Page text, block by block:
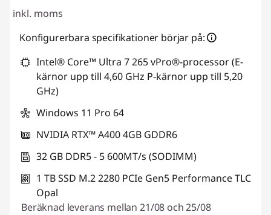
inkl. moms
Konfigurerbara specifikationer börjar på:
Intel® Core™ Ultra 7 265 vPro®-processor (E-
kärnor upp till 4,60 GHz P-kärnor upp till 5,20
GHz)
Windows 11 Pro 64
NVIDIA RTX™ A400 4GB GDDR6
32 GB DDR5 - 5 600MT/s (SODIMM)
1 TB SSD M.2 2280 PCIe Gen5 Performance TLC
Opal
Beräknad leverans mellan 21/08 och 25/08